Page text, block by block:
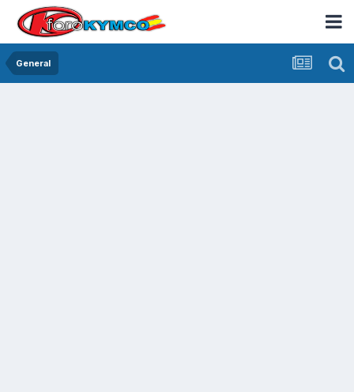
General